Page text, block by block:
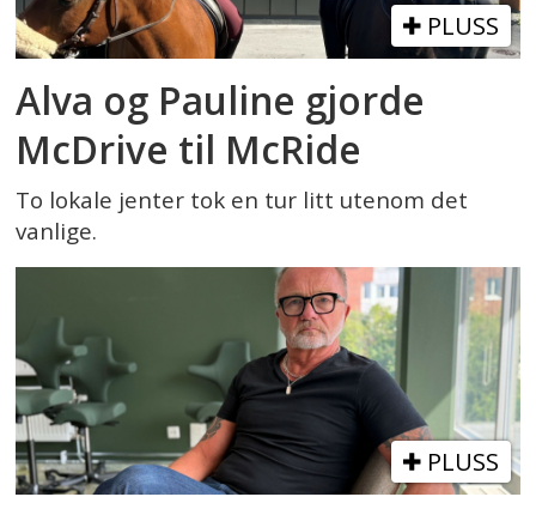
PLUSS
Alva og Pauline gjorde
McDrive til McRide
To lokale jenter tok en tur litt utenom det
vanlige.
PLUSS